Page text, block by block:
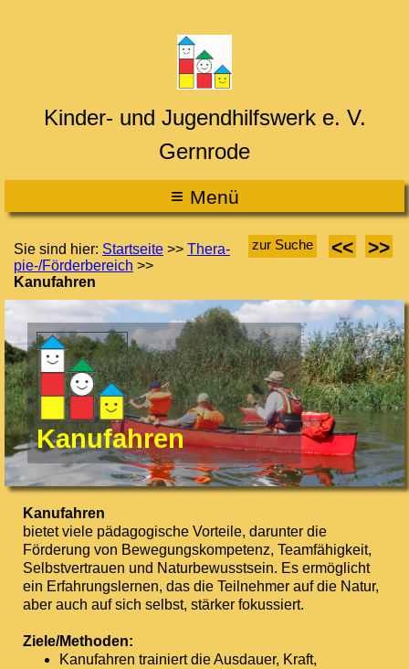
Kinder- und Jugendhilfswerk e. V.
Gernrode
≡ Menü
Sie sind hier: Startseite >> Thera­
pie-/​Förder­bereich >>
Kanufahren
zur Suche << >>
Kanufahren
Kanufahren
bietet viele pädagogische Vorteile, darunter die
Förderung von Bewegungskompetenz, Teamfähigkeit,
Selbstvertrauen und Naturbewusstsein. Es ermöglicht
ein Erfahrungslernen, das die Teilnehmer auf die Natur,
aber auch auf sich selbst, stärker fokussiert.
Ziele/Methoden:
Kanufahren trainiert die Ausdauer, Kraft,